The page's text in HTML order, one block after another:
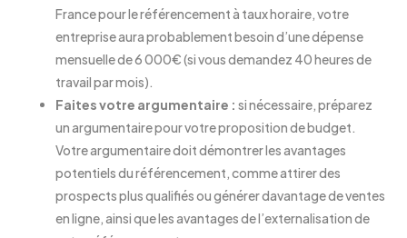
France pour le référencement à taux horaire, votre
entreprise aura probablement besoin d’une dépense
mensuelle de 6 000€ (si vous demandez 40 heures de
travail par mois).
Faites votre argumentaire : si nécessaire, préparez
un argumentaire pour votre proposition de budget.
Votre argumentaire doit démontrer les avantages
potentiels du référencement, comme attirer des
prospects plus qualifiés ou générer davantage de ventes
en ligne, ainsi que les avantages de l’externalisation de
Réserver une démo